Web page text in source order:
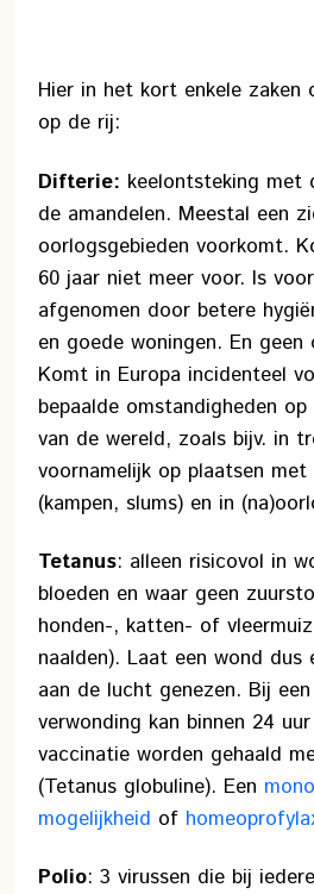
Hier in het kort enkele zaken
op de rij:
Difterie: keelontsteking met
de amandelen. Meestal een
oorlogsgebieden voorkomt.
60 jaar niet meer voor. Is
afgenomen door betere
en goede woningen. En
Komt in Europa incidenteel
bepaalde omstandigheden op
van de wereld, zoals bijv. in
voornamelijk op plaatsen met
(kampen, slums) en in
Tetanus: alleen risicovol in
bloeden en waar geen
honden-, katten- of
naalden). Laat een wond dus
aan de lucht genezen. Bij
verwonding kan binnen 24
vaccinatie worden gehaald
(Tetanus globuline). Een
mogelijkheid of
Polio: 3 virussen die bij